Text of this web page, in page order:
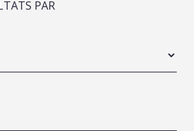
PAR